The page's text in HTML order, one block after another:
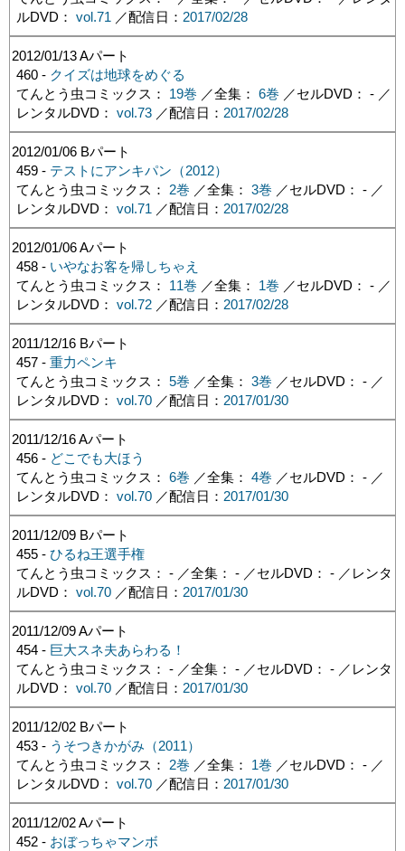
ルDVD： vol.71 ／配信日： 2017/02/28
2012/01/13Aパート
460 - クイズは地球をめぐる
てんとう虫コミックス： 19巻 ／全集： 6巻 ／セルDVD： - ／
レンタルDVD： vol.73／配信日： 2017/02/28
2012/01/06 Bパート
459 - テストにアンキパン（2012）
てんとう虫コミックス： 2巻 ／全集： 3巻 ／セルDVD： - ／
レンタルDVD： vol.71 ／配信日： 2017/02/28
2012/01/06Aパート
458 - いやなお客を帰しちゃえ
てんとう虫コミックス： 11巻 ／全集： 1巻 ／セルDVD： - ／
レンタルDVD： vol.72／配信日： 2017/02/28
2011/12/16 Bパート
457 - 重力ペンキ
てんとう虫コミックス： 5巻 ／全集： 3巻 ／セルDVD： - ／
レンタルDVD： vol.70／配信日： 2017/01/30
2011/12/16Aパート
456 - どこでも大ほう
てんとう虫コミックス： 6巻 ／全集： 4巻 ／セルDVD： - ／
レンタルDVD： vol.70／配信日： 2017/01/30
2011/12/09 Bパート
455 - ひるね王選手権
てんとう虫コミックス： - ／全集： - ／セルDVD： - ／レンタ
ルDVD： vol.70／配信日： 2017/01/30
2011/12/09Aパート
454 - 巨大スネ夫あらわる！
てんとう虫コミックス： - ／全集： - ／セルDVD： - ／レンタ
ルDVD： vol.70／配信日： 2017/01/30
2011/12/02 Bパート
453 - うそつきかがみ（2011）
てんとう虫コミックス： 2巻 ／全集： 1巻 ／セルDVD： - ／
レンタルDVD： vol.70／配信日： 2017/01/30
2011/12/02Aパート
452 - おぼっちゃマンボ